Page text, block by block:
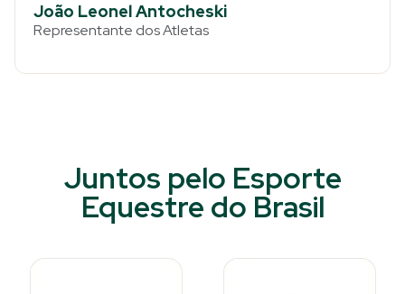
João Leonel Antocheski
Representante dos Atletas
Juntos pelo Esporte
Equestre do Brasil